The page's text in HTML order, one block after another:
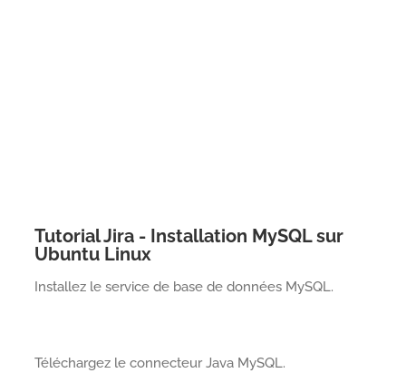
Tutorial Jira - Installation MySQL sur
Ubuntu Linux
Installez le service de base de données MySQL.
Téléchargez le connecteur Java MySQL.